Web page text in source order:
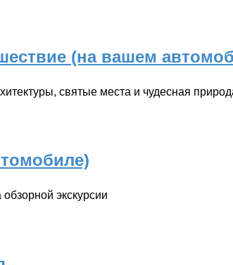
(на вашем
святые места и чудесная
экскурсии